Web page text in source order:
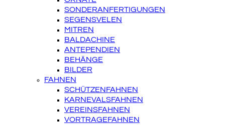
SONDERANFERTIGUNGEN
SEGENSVELEN
MITREN
BALDACHINE
ANTEPENDIEN
BEHÄNGE
BILDER
FAHNEN
SCHÜTZENFAHNEN
KARNEVALSFAHNEN
VEREINSFAHNEN
VORTRAGEFAHNEN